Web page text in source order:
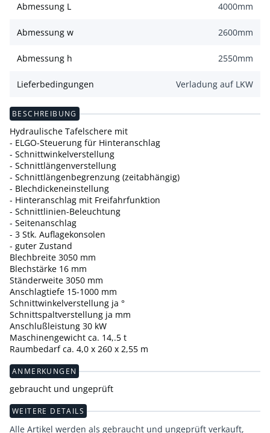
Abmessung L 4000mm
Abmessung w 2600mm
Abmessung h 2550mm
Lieferbedingungen Verladung auf LKW
BESCHREIBUNG
Hydraulische Tafelschere mit
- ELGO-Steuerung für Hinteranschlag
- Schnittwinkelverstellung
- Schnittlängenverstellung
- Schnittlängenbegrenzung (zeitabhängig)
- Blechdickeneinstellung
- Hinteranschlag mit Freifahrfunktion
- Schnittlinien-Beleuchtung
- Seitenanschlag
- 3 Stk. Auflagekonsolen
- guter Zustand
Blechbreite 3050 mm
Blechstärke 16 mm
Ständerweite 3050 mm
Anschlagtiefe 15-1000 mm
Schnittwinkelverstellung ja °
Schnittspaltverstellung ja mm
Anschlußleistung 30 kW
Maschinengewicht ca. 14,.5 t
Raumbedarf ca. 4,0 x 260 x 2,55 m
ANMERKUNGEN
gebraucht und ungeprüft
WEITERE DETAILS
Alle Artikel werden als gebraucht und ungeprüft verkauft,